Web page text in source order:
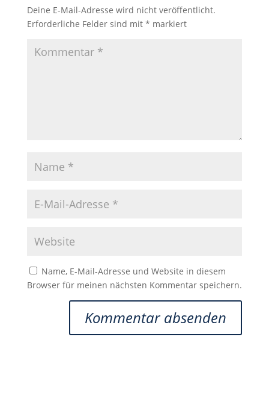
Deine E-Mail-Adresse wird nicht veröffentlicht.
Erforderliche Felder sind mit * markiert
Name, E-Mail-Adresse und Website in diesem
Browser für meinen nächsten Kommentar speichern.